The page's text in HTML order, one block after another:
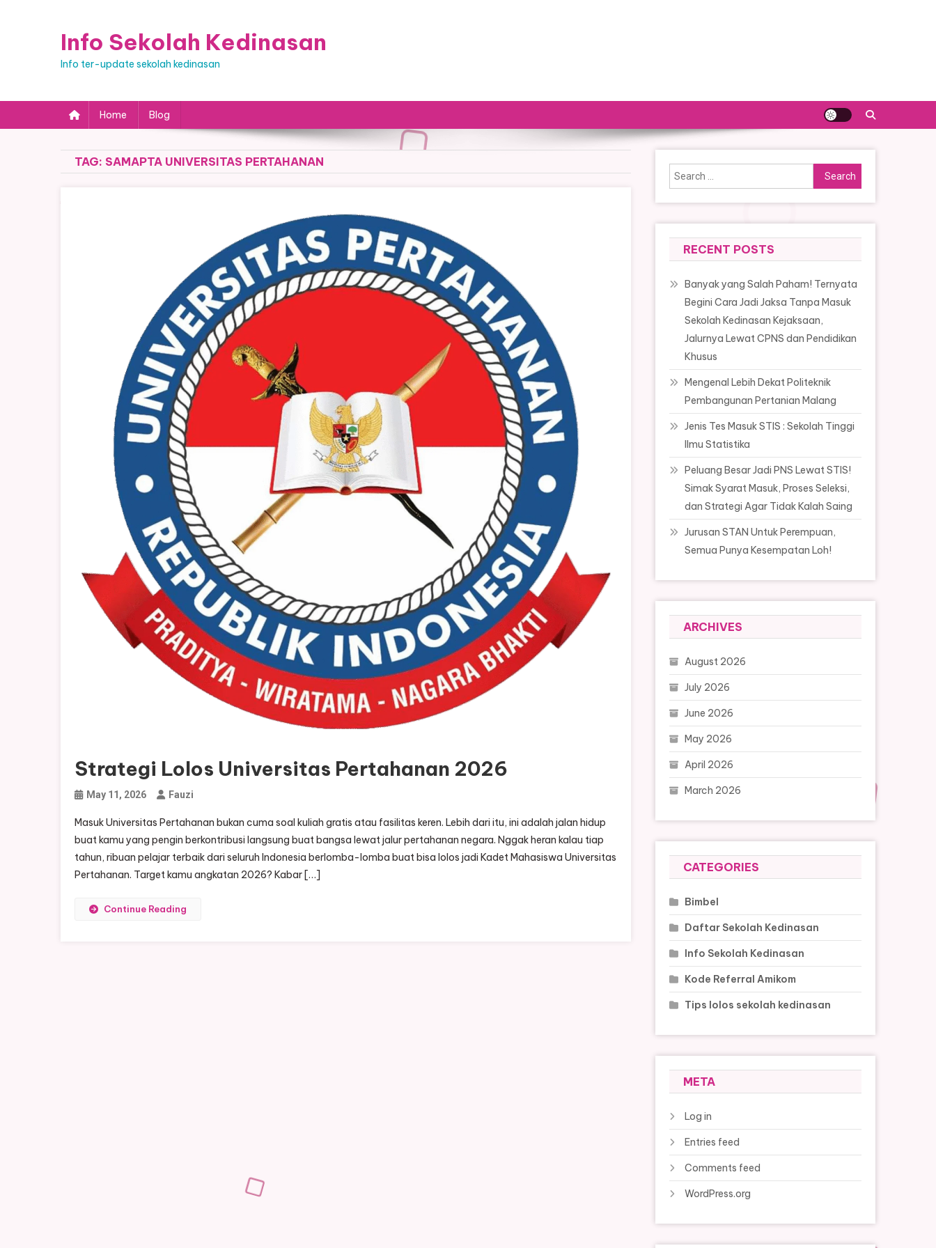
Info Sekolah Kedinasan
Info ter-update sekolah kedinasan
Home Blog
TAG: SAMAPTA UNIVERSITAS PERTAHANAN
Strategi Lolos Universitas Pertahanan 2026
May 11, 2026 Fauzi
Masuk Universitas Pertahanan bukan cuma soal kuliah gratis atau fasilitas keren. Lebih dari itu, ini adalah jalan hidup
buat kamu yang pengin berkontribusi langsung buat bangsa lewat jalur pertahanan negara. Nggak heran kalau tiap
tahun, ribuan pelajar terbaik dari seluruh Indonesia berlomba-lomba buat bisa lolos jadi Kadet Mahasiswa Universitas
Pertahanan. Target kamu angkatan 2026? Kabar […]
Continue Reading
Search
for:
RECENT POSTS
Banyak yang Salah Paham! Ternyata
Begini Cara Jadi Jaksa Tanpa Masuk
Sekolah Kedinasan Kejaksaan,
Jalurnya Lewat CPNS dan Pendidikan
Khusus
Mengenal Lebih Dekat Politeknik
Pembangunan Pertanian Malang
Jenis Tes Masuk STIS : Sekolah Tinggi
Ilmu Statistika
Peluang Besar Jadi PNS Lewat STIS!
Simak Syarat Masuk, Proses Seleksi,
dan Strategi Agar Tidak Kalah Saing
Jurusan STAN Untuk Perempuan,
Semua Punya Kesempatan Loh!
ARCHIVES
August 2026
July 2026
June 2026
May 2026
April 2026
March 2026
CATEGORIES
Bimbel
Daftar Sekolah Kedinasan
Info Sekolah Kedinasan
Kode Referral Amikom
Tips lolos sekolah kedinasan
META
Log in
Entries feed
Comments feed
WordPress.org